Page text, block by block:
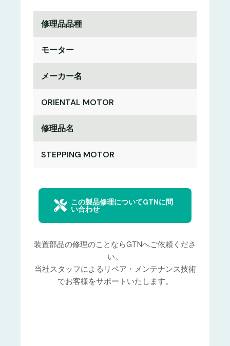
修理品品種
モーター
メーカー名
ORIENTAL MOTOR
修理品名
STEPPING MOTOR
この製品修理についてGTNに問
い合わせ
装置部品の修理のことならGTNへご依頼くださ
い。
当社スタッフによるリペア・メンテナンス技術
でお客様をサポートいたします。